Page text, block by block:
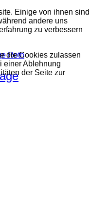
Einige von ihnen sind
andere uns
zu verbessern
die Cookies zulassen
einer Ablehnung
der Seite zur